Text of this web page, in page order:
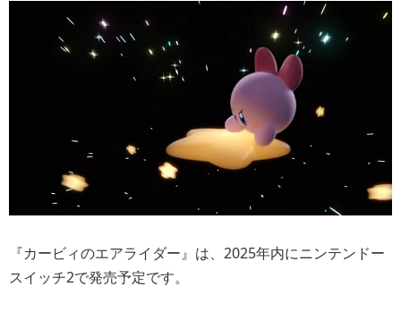
『カービィのエアライダー』は、2025年内にニンテンドー
スイッチ2で発売予定です。